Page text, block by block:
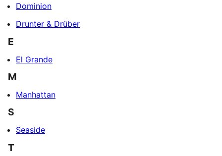
Dominion
Drunter & Drüber
E
El Grande
M
Manhattan
S
Seaside
T